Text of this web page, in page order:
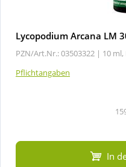
Lycopodium Arcana LM
PZN/Art.Nr.: 03503322 | 10
Pflichtangaben
In